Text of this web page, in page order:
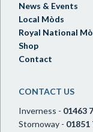
News & Events
Local Mòds
Royal National
Shop
Contact
CONTACT US
Inverness - 01463
Stornoway - 01851